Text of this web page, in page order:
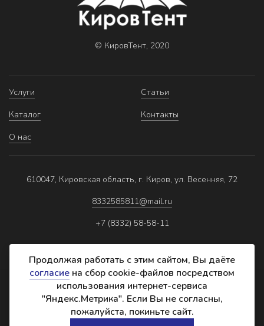
© КировТент, 2020
Услуги
Каталог
О нас
Статьи
Контакты
610047, Кировская область, г. Киров, ул. Весенняя, 72
8332585811@mail.ru
+7 (8332) 58-58-11
Политика обработки персональных данных
Реквизиты
Продолжая работать с этим сайтом, Вы даёте
согласие на сбор cookie-файлов посредством
использования интернет-сервиса
"Яндекс.Метрика". Если Вы не согласны,
пожалуйста, покиньте сайт.